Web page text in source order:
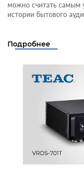
можно считать
истории бытового
Подробнее